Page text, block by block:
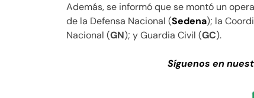
Además, se informó que se montó un
de la Defensa Nacional (Sedena); la
Nacional (GN); y Guardia Civil (GC).
Síguenos en